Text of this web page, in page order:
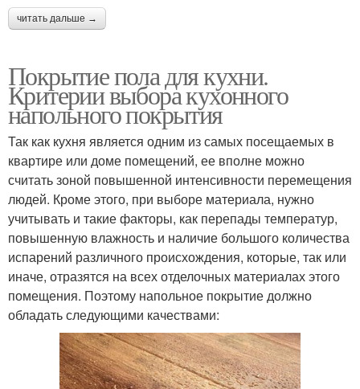
читать дальше →
Покрытие пола для кухни.
Критерии выбора кухонного
напольного покрытия
Так как кухня является одним из самых посещаемых в
квартире или доме помещений, ее вполне можно
считать зоной повышенной интенсивности перемещения
людей. Кроме этого, при выборе материала, нужно
учитывать и такие факторы, как перепады температур,
повышенную влажность и наличие большого количества
испарений различного происхождения, которые, так или
иначе, отразятся на всех отделочных материалах этого
помещения. Поэтому напольное покрытие должно
обладать следующими качествами: